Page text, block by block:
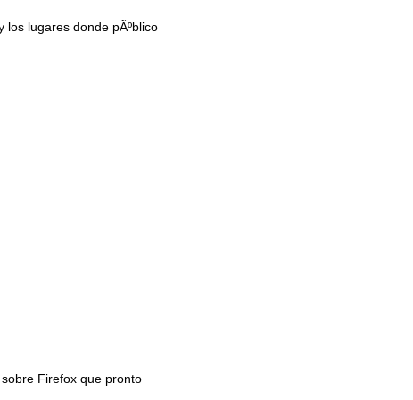
los lugares donde pÃºblico
Firefox que pronto